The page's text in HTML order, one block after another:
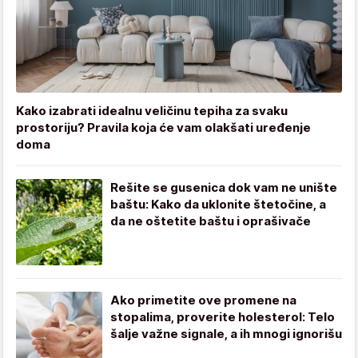
Kako izabrati idealnu veličinu tepiha za svaku
prostoriju? Pravila koja će vam olakšati uređenje
doma
Rešite se gusenica dok vam ne unište
baštu: Kako da uklonite štetočine, a
da ne oštetite baštu i oprašivače
Ako primetite ove promene na
stopalima, proverite holesterol: Telo
šalje važne signale, a ih mnogi ignorišu